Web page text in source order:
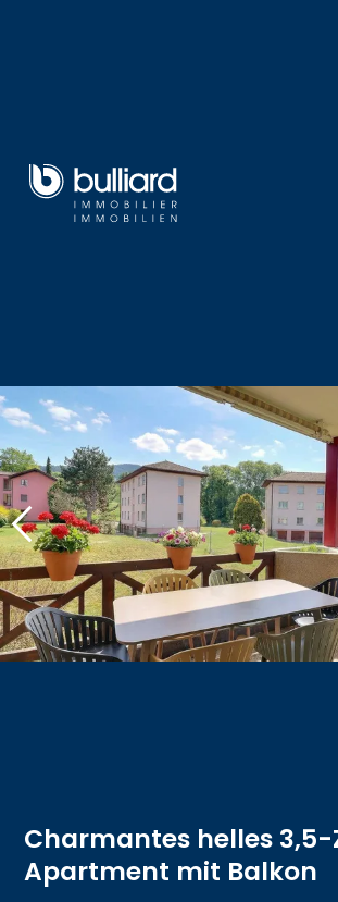
Charmantes helles
Apartment mit Balkon